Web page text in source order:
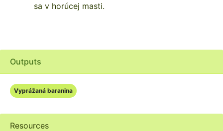
sa v horúcej masti.
Outputs
Vyprážaná baranina
Resources